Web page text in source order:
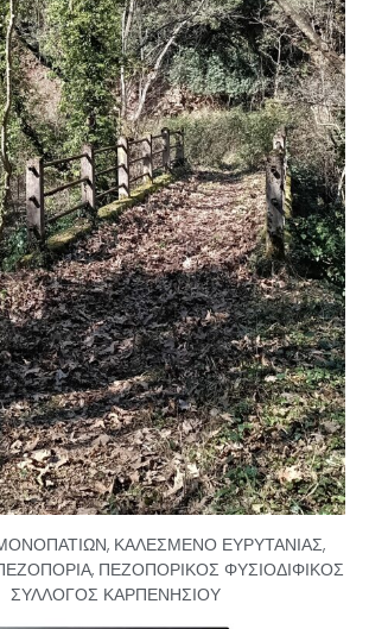
, ΚΑΛΕΣΜΕΝΟ ΕΥΡΥΤΑΝΙΑΣ,
, ΠΕΖΟΠΟΡΙΚΟΣ ΦΥΣΙΟΔΙΦΙΚΟΣ
ΣΥΛΛΟΓΟΣ ΚΑΡΠΕΝΗΣΙΟΥ